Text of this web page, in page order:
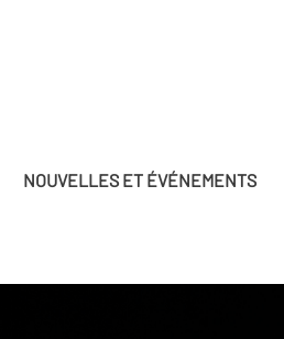
NOUVELLES ET ÉVÉNEMENTS